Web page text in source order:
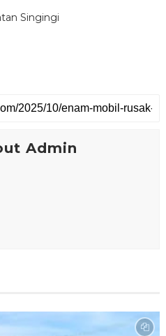
Singingi
Admin